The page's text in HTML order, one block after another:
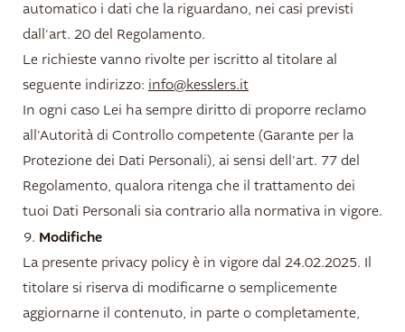
automatico i dati che la riguardano, nei casi previsti
dall'art. 20 del Regolamento.
Le richieste vanno rivolte per iscritto al titolare al
seguente indirizzo: info@kesslers.it
In ogni caso Lei ha sempre diritto di proporre reclamo
all'Autorità di Controllo competente (Garante per la
Protezione dei Dati Personali), ai sensi dell'art. 77 del
Regolamento, qualora ritenga che il trattamento dei
tuoi Dati Personali sia contrario alla normativa in vigore.
Modifiche
La presente privacy policy è in vigore dal 24.02.2025. Il
titolare si riserva di modificarne o semplicemente
aggiornarne il contenuto, in parte o completamente,